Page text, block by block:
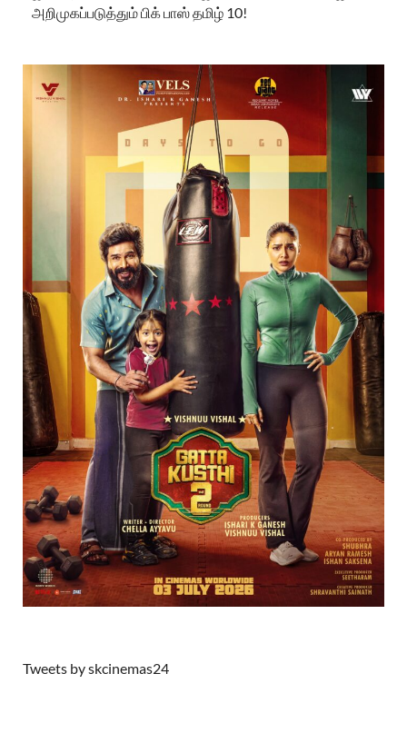
அறிமுகப்படுத்தும் பிக் பாஸ் தமிழ் 10!
Tweets by skcinemas24